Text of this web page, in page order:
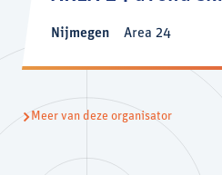
Nijmegen Area 24
Meer van deze organisator